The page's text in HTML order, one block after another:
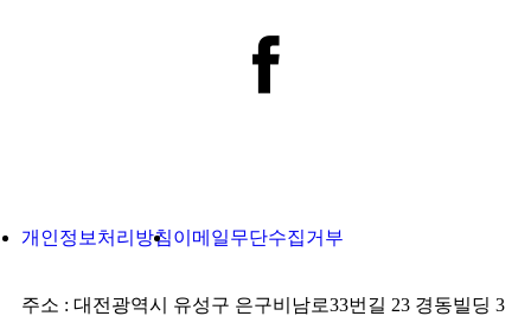
개인정보처리방침이메일무단수집거부
주소 : 대전광역시 유성구 은구비남로33번길 23 경동빌딩 3